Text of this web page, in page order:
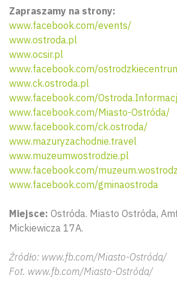
Zapraszamy na strony:
www.facebook.com/events/
www.ostroda.pl
www.ocsir.pl
www.facebook.com/
www.ck.ostroda.pl
www.facebook.com/
www.facebook.com/Miasto-Ostróda/
www.facebook.com/ck.ostroda/
www.mazuryzachodnie.travel
www.muzeumwostrodzie.pl
www.facebook.com/
www.facebook.com/gminaostroda
Miejsce: Ostróda. Miasto Ostróda,
Mickiewicza 17A.
Źródło: www.fb.com/Miasto-Ostróda/
Fot. www.fb.com/Miasto-Ostróda/